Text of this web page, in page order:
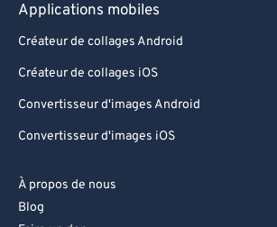
Applications mobiles
Créateur de collages Android
Créateur de collages iOS
Convertisseur d'images Android
Convertisseur d'images iOS
À propos de nous
Blog